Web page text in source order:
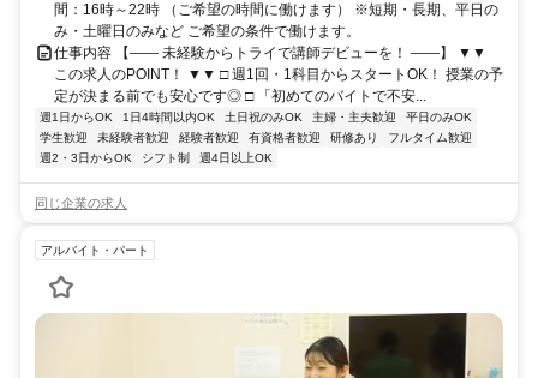
間：16時～22時 （ご希望の時間に働けます） ※短期・長期、平日の
み・土曜日のみなど ご希望の条件で働けます。
仕事内容 【―― 未経験からトライで講師デビューを！ ――】 ▼▼
この求人のPOINT！ ▼▼ □ 週1回・1科目からスタートOK！ 授業の予
定が決まる前でも安心です◎ □ 「初めてのバイトで不安...
週1日からOK 1日4時間以内OK 土日祝のみOK 主婦・主夫歓迎
平日のみOK
学生歓迎
未経験者歓迎 経験者歓迎 有資格者歓迎 研修あり
フルタイム歓迎
週2・3日からOK
シフト制 週4日以上OK
同じ企業の求人
アルバイト・パート